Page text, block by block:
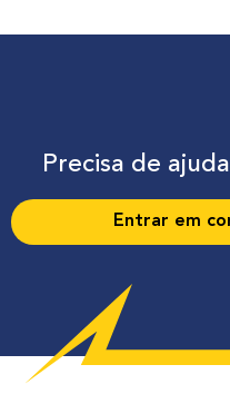
Precisa de
Entrar em